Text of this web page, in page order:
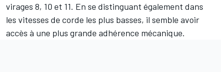
virages 8, 10 et 11. En se distinguant également dans
les vitesses de corde les plus basses, il semble avoir
accès à une plus grande adhérence mécanique.